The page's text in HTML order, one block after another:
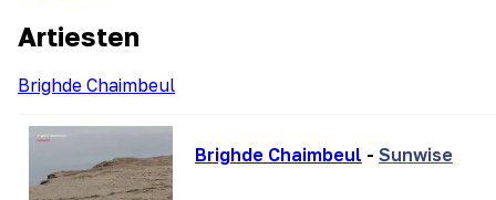
Artiesten
Brighde Chaimbeul
Brighde Chaimbeul - Sunwise